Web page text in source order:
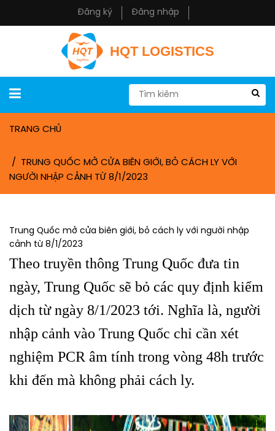
Đăng ký Đăng nhập
HQT LOGISTICS
TRANG CHỦ
TRUNG QUỐC MỞ CỬA BIÊN GIỚI, BỎ CÁCH LY VỚI
NGƯỜI NHẬP CẢNH TỪ 8/1/2023
Trung Quốc mở cửa biên giới, bỏ cách ly với người nhập
cảnh từ 8/1/2023
Theo truyền thông Trung Quốc đưa tin
ngày, Trung Quốc sẽ bỏ các quy định kiểm
dịch từ ngày 8/1/2023 tới. Nghĩa là, người
nhập cảnh vào Trung Quốc chỉ cần xét
nghiệm PCR âm tính trong vòng 48h trước
khi đến mà không phải cách ly.